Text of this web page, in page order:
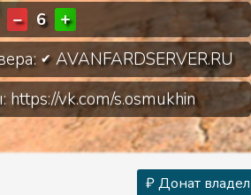
− 6
+
✔AVANFARDSERVER.RU
https://vk.com/s.osmukhin
₽ Донат